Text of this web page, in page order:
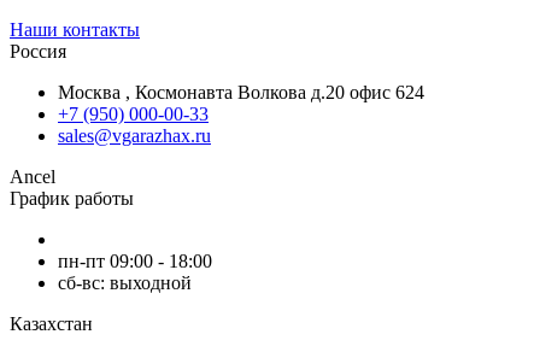
Наши контакты
Россия
Москва , Космонавта Волкова д.20 офис 624
+7 (950) 000-00-33
sales@vgarazhax.ru
Ancel
График работы
пн-пт 09:00 - 18:00
сб-вс: выходной
Казахстан